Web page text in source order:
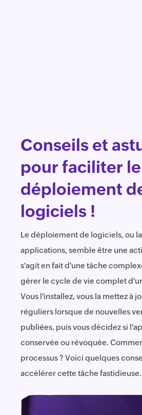
Conseils et
pour faciliter le
déploiement
logiciels !
Le déploiement de logiciels, ou
applications, semble être une
s'agit en fait d'une tâche
gérer le cycle de vie complet
Vous l'installez, vous la mettez à
réguliers lorsque de nouvelles
publiées, puis vous décidez si
conservée ou révoquée.
processus ? Voici quelques
accélérer cette tâche fastidieuse.